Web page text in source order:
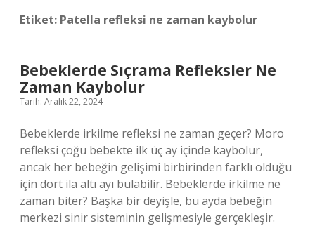
Etiket: Patella refleksi ne zaman kaybolur
Bebeklerde Sıçrama Refleksler Ne
Zaman Kaybolur
Tarih: Aralık 22, 2024
Bebeklerde irkilme refleksi ne zaman geçer? Moro
refleksi çoğu bebekte ilk üç ay içinde kaybolur,
ancak her bebeğin gelişimi birbirinden farklı olduğu
için dört ila altı ayı bulabilir. Bebeklerde irkilme ne
zaman biter? Başka bir deyişle, bu ayda bebeğin
merkezi sinir sisteminin gelişmesiyle gerçekleşir.